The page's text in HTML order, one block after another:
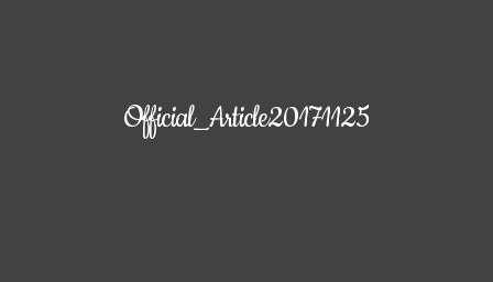
Official_Article20171125